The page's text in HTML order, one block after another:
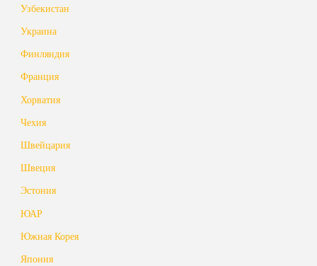
Узбекистан
Украина
Финляндия
Франция
Хорватия
Чехия
Швейцария
Швеция
Эстония
ЮАР
Южная Корея
Япония